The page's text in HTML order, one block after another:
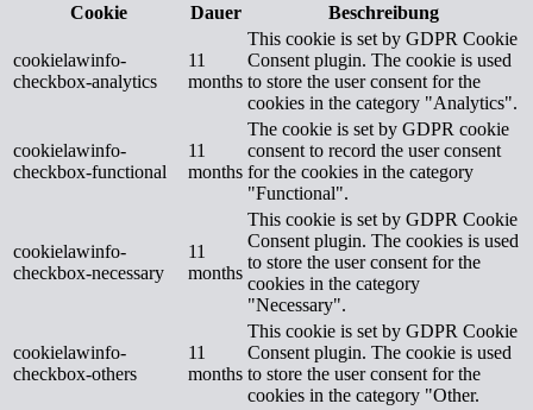
Cookie
Dauer Beschreibung
cookielawinfo-
checkbox-analytics
11
months
This cookie is set by GDPR Cookie
Consent plugin. The cookie is used
to store the user consent for the
cookies in the category "Analytics".
cookielawinfo-
checkbox-functional
11
months
The cookie is set by GDPR cookie
consent to record the user consent
for the cookies in the category
"Functional".
cookielawinfo-
checkbox-necessary
11
months
This cookie is set by GDPR Cookie
Consent plugin. The cookies is used
to store the user consent for the
cookies in the category
"Necessary".
cookielawinfo-
checkbox-others
11
months
This cookie is set by GDPR Cookie
Consent plugin. The cookie is used
to store the user consent for the
cookies in the category "Other.